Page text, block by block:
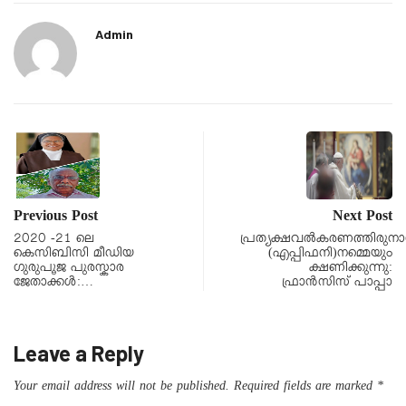
Admin
Previous Post
2020 -21 ലെ
കെസിബിസി മീഡിയ
ഗുരുപൂജ പുരസ്കാര
ജേതാക്കൾ:…
Next Post
(എപ്പിഫനി)നമ്മെയും
ക്ഷണിക്കുന്നു:
ഫ്രാൻസിസ് പാപ്പാ
Leave a Reply
Your email address will not be published. Required fields are marked *